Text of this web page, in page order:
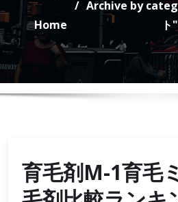
Home
Archive by
ト"
育毛剤M-1育毛